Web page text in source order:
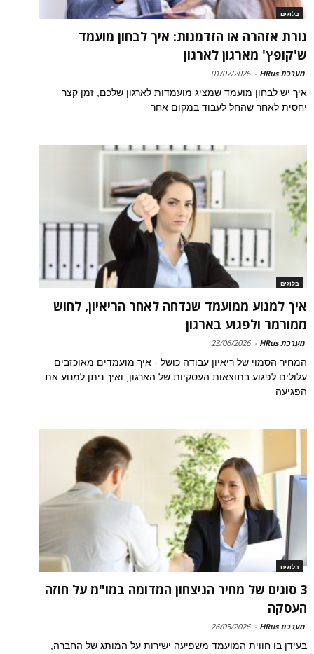
בלוגים
נורת אזהרה או הזדמנות: איך לבחון מועמד
ש'קופץ' מארגון לארגון
מערכת HRus -
01/07/2026
איך יש לבחון מועמד שמציג מועמדות לארגון שלכם, זמן קצר
יחסית לאחר שהחל לעבוד במקום אחר
בלוגים
איך למנוע ממועמד שנדחה לאחר הריאיון, לחוש
ממורמר ולפגוע בארגון
מערכת HRus -
23/06/2026
המחיר הסמוי של ריאיון עבודה כושל - איך מועמדים מאוכזבים
עלולים לפגוע בתוצאות העסקיות של הארגון, ואיך ניתן למנוע את
הפגיעה
בלוגים
3 סוגים של מחיר הניצחון המדומה במו"מ על חוזה
העסקה
מערכת HRus -
26/05/2026
בעידן בו חווית המועמד משפיעה ישירות על המותג של החברה,